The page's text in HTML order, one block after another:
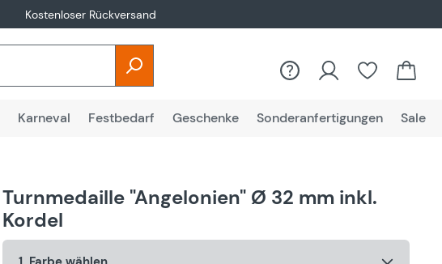
Kostenloser Rückversand
Du hast 0
Karneval Festbedarf Geschenke Sonderanfertigungen Sale
Turnmedaille "Angelonien" Ø 32 mm inkl.
Kordel